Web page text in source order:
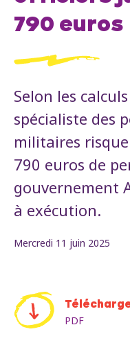
790 euros
Selon les
spécialiste des
militaires
790 euros de
gouvernement
à exécution.
Mercredi 11 juin 2025
PDF